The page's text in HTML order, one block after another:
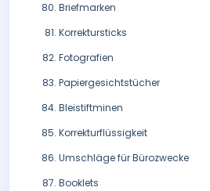
Briefmarken
Korrektursticks
Fotografien
Papiergesichtstücher
Bleistiftminen
Korrekturflüssigkeit
Umschläge für Bürozwecke
Booklets